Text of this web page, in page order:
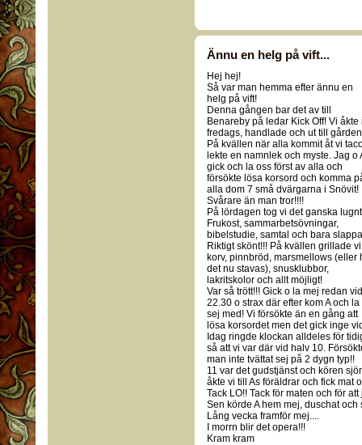
Ännu en helg på vift...
Hej hej!
Så var man hemma efter ännu en
helg på vift!
Denna gången bar det av till
Benareby på ledar Kick Off! Vi åkte
fredags, handlade och ut till
På kvällen när alla kommit åt vi
lekte en namnlek och myste. Jag o
gick och la oss först av alla och
försökte lösa korsord och komma
alla dom 7 små dvärgarna i Snövit!
Svårare än man tror!!!!
På lördagen tog vi det ganska
Frukost, sammarbetsövningar,
bibelstudie, samtal och bara
Riktigt skönt!!! På kvällen grillade vi
korv, pinnbröd, marsmellows (eller
det nu stavas), snusklubbor,
lakritskolor och allt möjligt!
Var så trött!!! Gick o la mej redan vid
22.30 o strax där efter kom A och la
sej med! Vi försökte än en gång att
lösa korsordet men det gick inge
Idag ringde klockan alldeles för
så att vi var där vid halv 10.
man inte tvättat sej på 2 dygn typ!!
11 var det gudstjänst och kören
åkte vi till As föräldrar och fick mat
Tack LO!! Tack för maten och för
Sen körde A hem mej, duschat och
Lång vecka framför mej....
I morrn blir det opera!!!
Kram kram